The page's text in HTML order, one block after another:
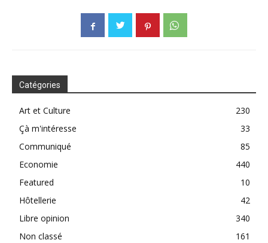
Catégories
Art et Culture
230
Çà m'intéresse
33
Communiqué
85
Economie
440
Featured
10
Hôtellerie
42
Libre opinion
340
Non classé
161